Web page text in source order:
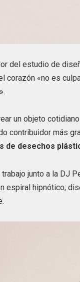
del estudio de
corazón «no es
un objeto
contribuidor más
de desechos
junto a la DJ
espiral hipnótico;